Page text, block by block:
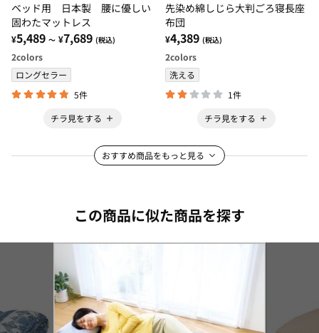
ベッド用 日本製 腰に優しい
固わたマットレス
¥5,489 ～ ¥7,689 (税込)
2colors
ロングセラー
5件
チラ見をする
先染め綿しじら大判ごろ寝長座
布団
¥4,389 (税込)
2colors
洗える
1件
チラ見をする
おすすめ商品をもっと見る
この商品に似た商品を探す